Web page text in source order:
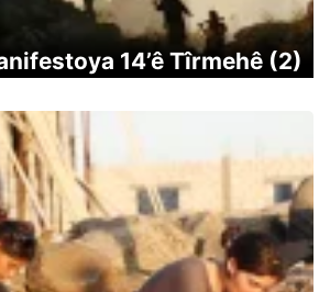
14’ê Tîrmehê (2)